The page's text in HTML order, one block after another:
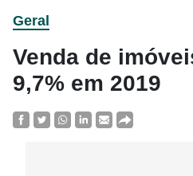
Geral
Venda de
9,7% em 2019